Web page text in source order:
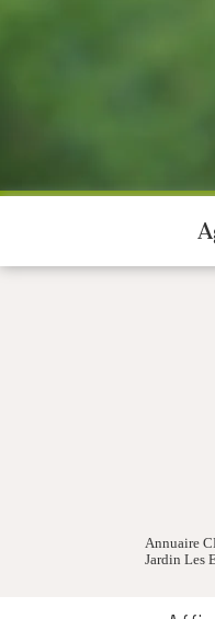
Annuaire
Jardin Les